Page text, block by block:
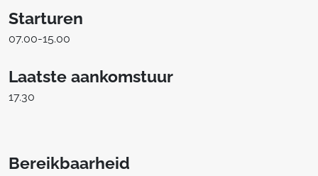
Starturen
07.00-15.00
Laatste aankomstuur
17.30
Bereikbaarheid